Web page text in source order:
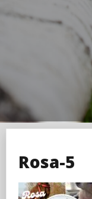
Rosa-5